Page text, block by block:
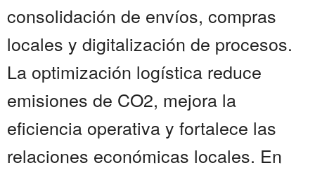
consolidación de envíos, compras
locales y digitalización de procesos.
La optimización logística reduce
emisiones de CO2, mejora la
eficiencia operativa y fortalece las
relaciones económicas locales. En